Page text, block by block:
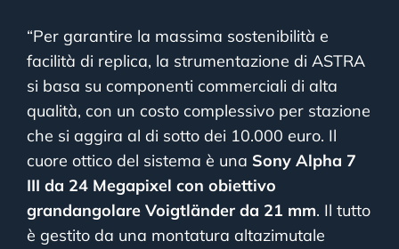
“Per garantire la massima sostenibilità e
facilità di replica, la strumentazione di ASTRA
si basa su componenti commerciali di alta
qualità, con un costo complessivo per stazione
che si aggira al di sotto dei 10.000 euro. Il
cuore ottico del sistema è una Sony Alpha 7
III da 24 Megapixel con obiettivo
grandangolare Voigtländer da 21 mm. Il tutto
è gestito da una montatura altazimutale